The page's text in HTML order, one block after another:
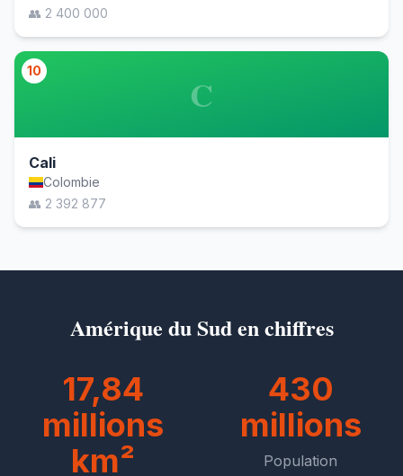
👥 2 400 000
10
C
Cali
Colombie
👥 2 392 877
Amérique du Sud en chiffres
17,84
millions
km²
430
millions
Population